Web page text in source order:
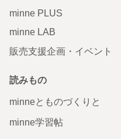
minne PLUS
minne LAB
販売支援企画・イベント
読みもの
minneとものづくりと
minne学習帖